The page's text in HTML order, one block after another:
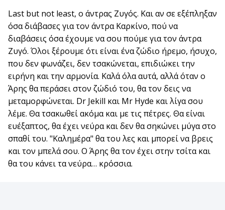
Last but not least, ο άντρας Ζυγός. Και αν σε εξέπληξαν
όσα διάβασες για τον άντρα Καρκίνο, πού να
διαβάσεις όσα έχουμε να σου πούμε για τον άντρα
Ζυγό. Όλοι ξέρουμε ότι είναι ένα ζώδιο ήρεμο, ήσυχο,
που δεν φωνάζει, δεν τσακώνεται, επιδιώκει την
ειρήνη και την αρμονία. Καλά όλα αυτά, αλλά όταν ο
Άρης θα περάσει στον ζώδιό του, θα τον δεις να
μεταμορφώνεται. Dr Jekill και Mr Hyde και λίγα σου
λέμε. Θα τσακωθεί ακόμα και με τις πέτρες. Θα είναι
ευέξαπτος, θα έχει νεύρα και δεν θα σηκώνει μύγα στο
σπαθί του. "Καλημέρα" θα του λες και μπορεί να βρεις
και τον μπελά σου. Ο Άρης θα τον έχει στην τσίτα και
θα του κάνει τα νεύρα… κρόσσια.